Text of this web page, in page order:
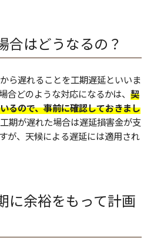
合はどうなるの？
ら遅れることを工期遅延といいま
合どのような対応になるかは、 契
るので、事前に確認しておきまし
期が遅れた場合は遅延損害金が支
が、天候による遅延には適用され
に余裕をもって計画